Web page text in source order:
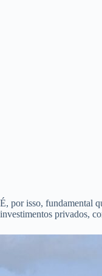
É, por isso, fundamental
investimentos privados,